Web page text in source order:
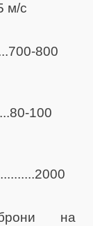
м/с
800
100
на